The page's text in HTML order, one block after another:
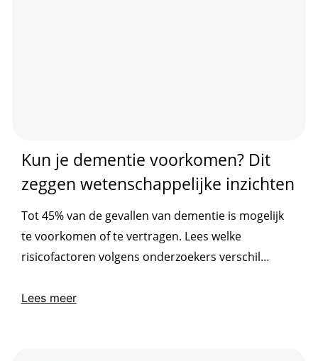
Kun je dementie voorkomen? Dit
zeggen wetenschappelijke inzichten
Tot 45% van de gevallen van dementie is mogelijk
te voorkomen of te vertragen. Lees welke
risicofactoren volgens onderzoekers verschil
Lees meer